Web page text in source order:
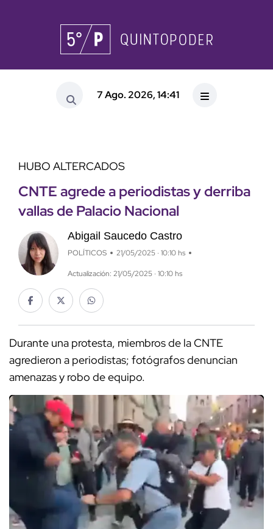
7 Ago. 2026, 14:41
HUBO ALTERCADOS
CNTE agrede a periodistas y derriba
vallas de Palacio Nacional
Abigail Saucedo Castro
POLÍTICOS 21/05/2025 · 10:10 hs
Actualización: 21/05/2025 · 10:10 hs
Durante una protesta, miembros de la CNTE
agredieron a periodistas; fotógrafos denuncian
amenazas y robo de equipo.